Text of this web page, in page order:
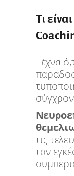
Τι
Ξέχνα
τις
τον